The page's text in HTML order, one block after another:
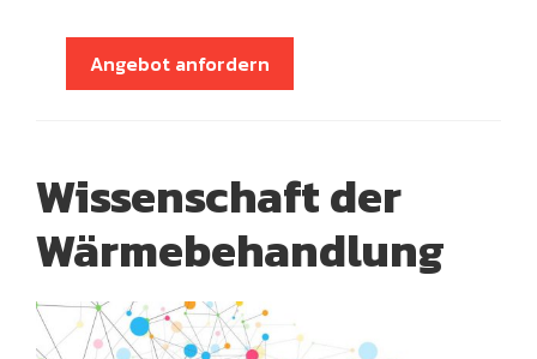
Angebot anfordern
Wissenschaft der
Wärmebehandlung